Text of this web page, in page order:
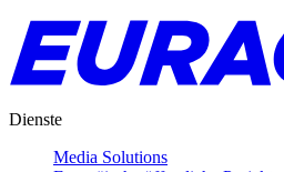
Dienste
Media Solutions